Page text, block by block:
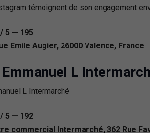
témoignent de son engagement
5 — 195
Emile Augier, 26000 Valence, France
L
5 — 192
commercial Intermarché, 362 Rue